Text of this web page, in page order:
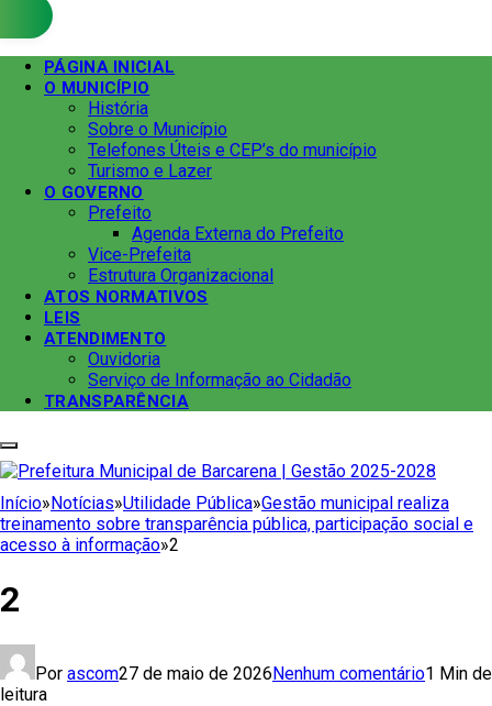
PÁGINA INICIAL
O MUNICÍPIO
História
Sobre o Município
Telefones Úteis e CEP’s do município
Turismo e Lazer
O GOVERNO
Prefeito
Agenda Externa do Prefeito
Vice-Prefeita
Estrutura Organizacional
ATOS NORMATIVOS
LEIS
ATENDIMENTO
Ouvidoria
Serviço de Informação ao Cidadão
TRANSPARÊNCIA
Início»Notícias»Utilidade Pública»Gestão municipal realiza
treinamento sobre transparência pública, participação social e
acesso à informação»2
2
Por ascom27 de maio de 2026Nenhum comentário1 Min de
leitura